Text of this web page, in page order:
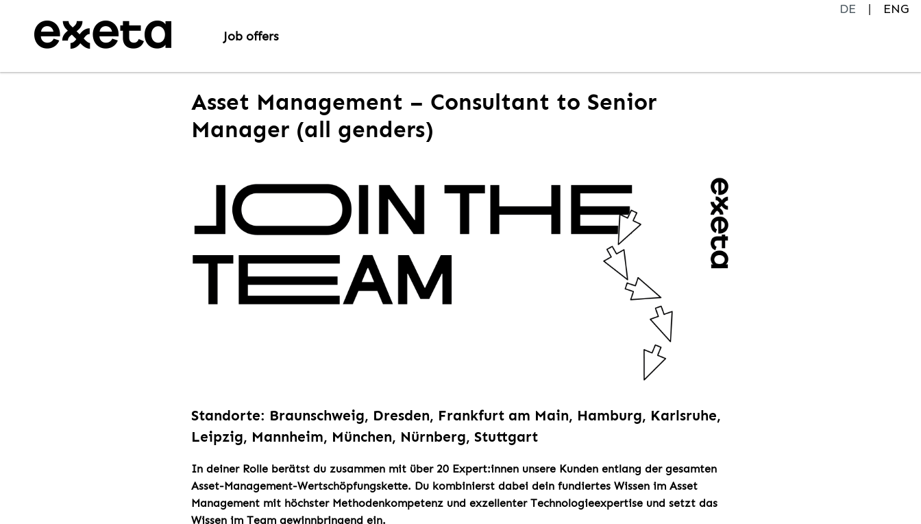
DE
ENG
Job offers
Asset Management – Consultant to Senior
Manager (all genders)
Standorte: Braunschweig, Dresden, Frankfurt am Main, Hamburg, Karlsruhe,
Leipzig, Mannheim, München, Nürnberg, Stuttgart
In deiner Rolle berätst du zusammen mit über 20 Expert:innen unsere Kunden entlang der gesamten
Asset-Management-Wertschöpfungskette. Du kombinierst dabei dein fundiertes Wissen im Asset
Management mit höchster Methodenkompetenz und exzellenter Technologieexpertise und setzt das
Wissen im Team gewinnbringend ein.